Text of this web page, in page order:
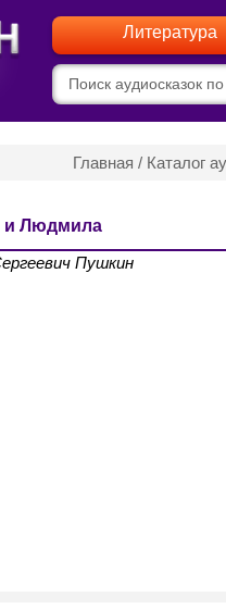
Литература
Главная / Каталог
и Людмила
Пушкин